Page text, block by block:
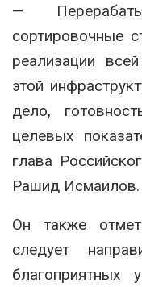
—
сортировочные
реализации
этой
дело,
целевых
глава
Рашид Исмаилов.
Он также
следует
благоприятных